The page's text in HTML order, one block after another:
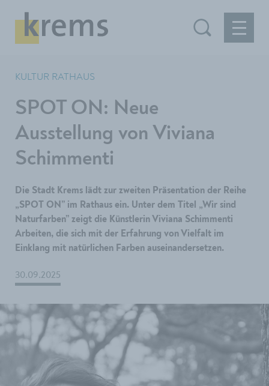
KULTUR RATHAUS
SPOT ON: Neue
Ausstellung von Viviana
Schimmenti
Die Stadt Krems lädt zur zweiten Präsentation der Reihe
„SPOT ON” im Rathaus ein. Unter dem Titel „Wir sind
Naturfarben” zeigt die Künstlerin Viviana Schimmenti
Arbeiten, die sich mit der Erfahrung von Vielfalt im
Einklang mit natürlichen Farben auseinandersetzen.
30.09.2025